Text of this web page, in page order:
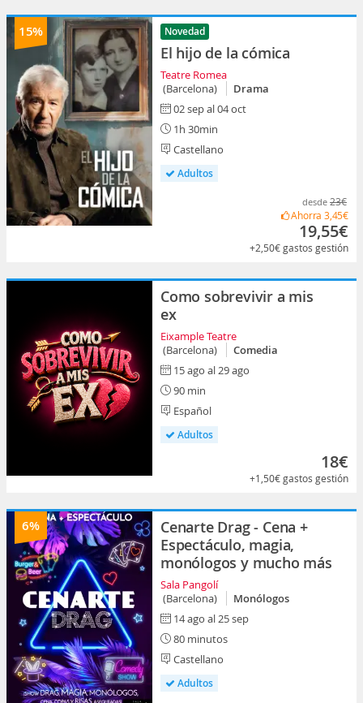
15% Novedad
El hijo de la cómica
Teatre Romea
(Barcelona)
Drama
02 sep al 04 oct
1h 30min
Castellano
Adultos
desde 23€
Ahorra 3,45€
19,55€
+2,50€gastos gestión
Como sobrevivir a mis
ex
Eixample Teatre
(Barcelona)
Comedia
15 ago al 29 ago
90 min
Español
Adultos
18€
+1,50€gastos gestión
6%
Cenarte Drag - Cena +
Espectáculo, magia,
monólogos y mucho más
Sala Pangolí
(Barcelona)
Monólogos
14 ago al 25 sep
80 minutos
Castellano
Adultos